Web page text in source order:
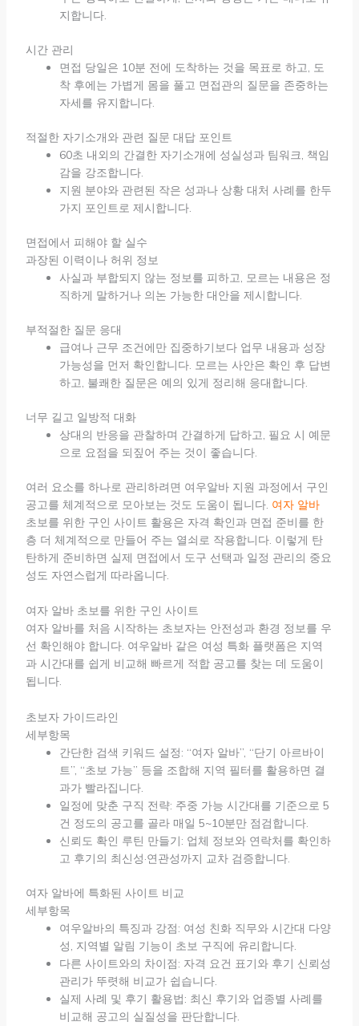
지합니다.
시간 관리
면접 당일은 10분 전에 도착하는 것을 목표로 하고, 도
착 후에는 가볍게 몸을 풀고 면접관의 질문을 존중하는
자세를 유지합니다.
적절한 자기소개와 관련 질문 대답 포인트
60초 내외의 간결한 자기소개에 성실성과 팀워크, 책임
감을 강조합니다.
지원 분야와 관련된 작은 성과나 상황 대처 사례를 한두
가지 포인트로 제시합니다.
면접에서 피해야 할 실수
과장된 이력이나 허위 정보
사실과 부합되지 않는 정보를 피하고, 모르는 내용은 정
직하게 말하거나 의논 가능한 대안을 제시합니다.
부적절한 질문 응대
급여나 근무 조건에만 집중하기보다 업무 내용과 성장
가능성을 먼저 확인합니다. 모르는 사안은 확인 후 답변
하고, 불쾌한 질문은 예의 있게 정리해 응대합니다.
너무 길고 일방적 대화
상대의 반응을 관찰하며 간결하게 답하고, 필요 시 예문
으로 요점을 되짚어 주는 것이 좋습니다.
여러 요소를 하나로 관리하려면 여우알바 지원 과정에서 구인
공고를 체계적으로 모아보는 것도 도움이 됩니다. 여자 알바
초보를 위한 구인 사이트 활용은 자격 확인과 면접 준비를 한
층 더 체계적으로 만들어 주는 열쇠로 작용합니다. 이렇게 탄
탄하게 준비하면 실제 면접에서 도구 선택과 일정 관리의 중요
성도 자연스럽게 따라옵니다.
여자 알바 초보를 위한 구인 사이트
여자 알바를 처음 시작하는 초보자는 안전성과 환경 정보를 우
선 확인해야 합니다. 여우알바 같은 여성 특화 플랫폼은 지역
과 시간대를 쉽게 비교해 빠르게 적합 공고를 찾는 데 도움이
됩니다.
초보자 가이드라인
세부항목
간단한 검색 키워드 설정: “여자 알바”, “단기 아르바이
트”, “초보 가능” 등을 조합해 지역 필터를 활용하면 결
과가 빨라집니다.
일정에 맞춘 구직 전략: 주중 가능 시간대를 기준으로 5
건 정도의 공고를 골라 매일 5~10분만 점검합니다.
신뢰도 확인 루틴 만들기: 업체 정보와 연락처를 확인하
고 후기의 최신성·연관성까지 교차 검증합니다.
여자 알바에 특화된 사이트 비교
세부항목
여우알바의 특징과 강점: 여성 친화 직무와 시간대 다양
성, 지역별 알림 기능이 초보 구직에 유리합니다.
다른 사이트와의 차이점: 자격 요건 표기와 후기 신뢰성
관리가 뚜렷해 비교가 쉽습니다.
실제 사례 및 후기 활용법: 최신 후기와 업종별 사례를
비교해 공고의 실질성을 판단합니다.